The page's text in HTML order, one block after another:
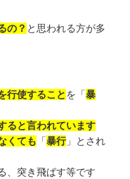
の？ と思われる方が多
行使することを「暴
ると言われています
くても 「暴行」とされ
、突き飛ばす等です